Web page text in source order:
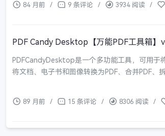
84 月前 / 9 条评论 / 3934 阅读 /
PDF Candy Desktop【万能PDF工具箱】
PDFCandyDesktop是一个多功能工具，可用于
将文档、电子书和图像转换为PDF、合并PDF、
89 月前 / 15 条评论 / 8306 阅读 /